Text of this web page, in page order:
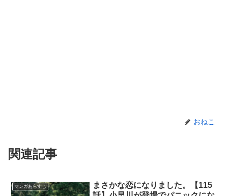
おねこ
関連記事
マンガあらすじ
まさかな恋になりました。【115